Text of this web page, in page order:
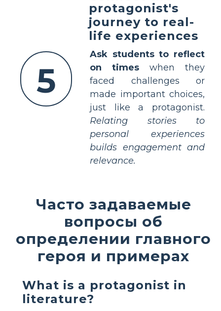
5
protagonist's
journey to real-
life experiences
Ask students to reflect
on times when they
faced challenges or
made important choices,
just like a protagonist.
Relating stories to
personal experiences
builds engagement and
relevance.
Часто задаваемые
вопросы об
определении главного
героя и примерах
What is a protagonist in
literature?